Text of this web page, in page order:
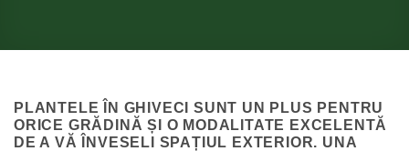
PLANTELE ÎN GHIVECI SUNT UN PLUS PENTRU
ORICE GRĂDINĂ ȘI O MODALITATE EXCELENTĂ
DE A VĂ ÎNVESELI SPAȚIUL EXTERIOR. UNA